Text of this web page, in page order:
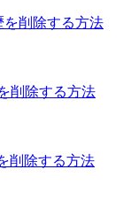
削除する方法
削除する方法
削除する方法